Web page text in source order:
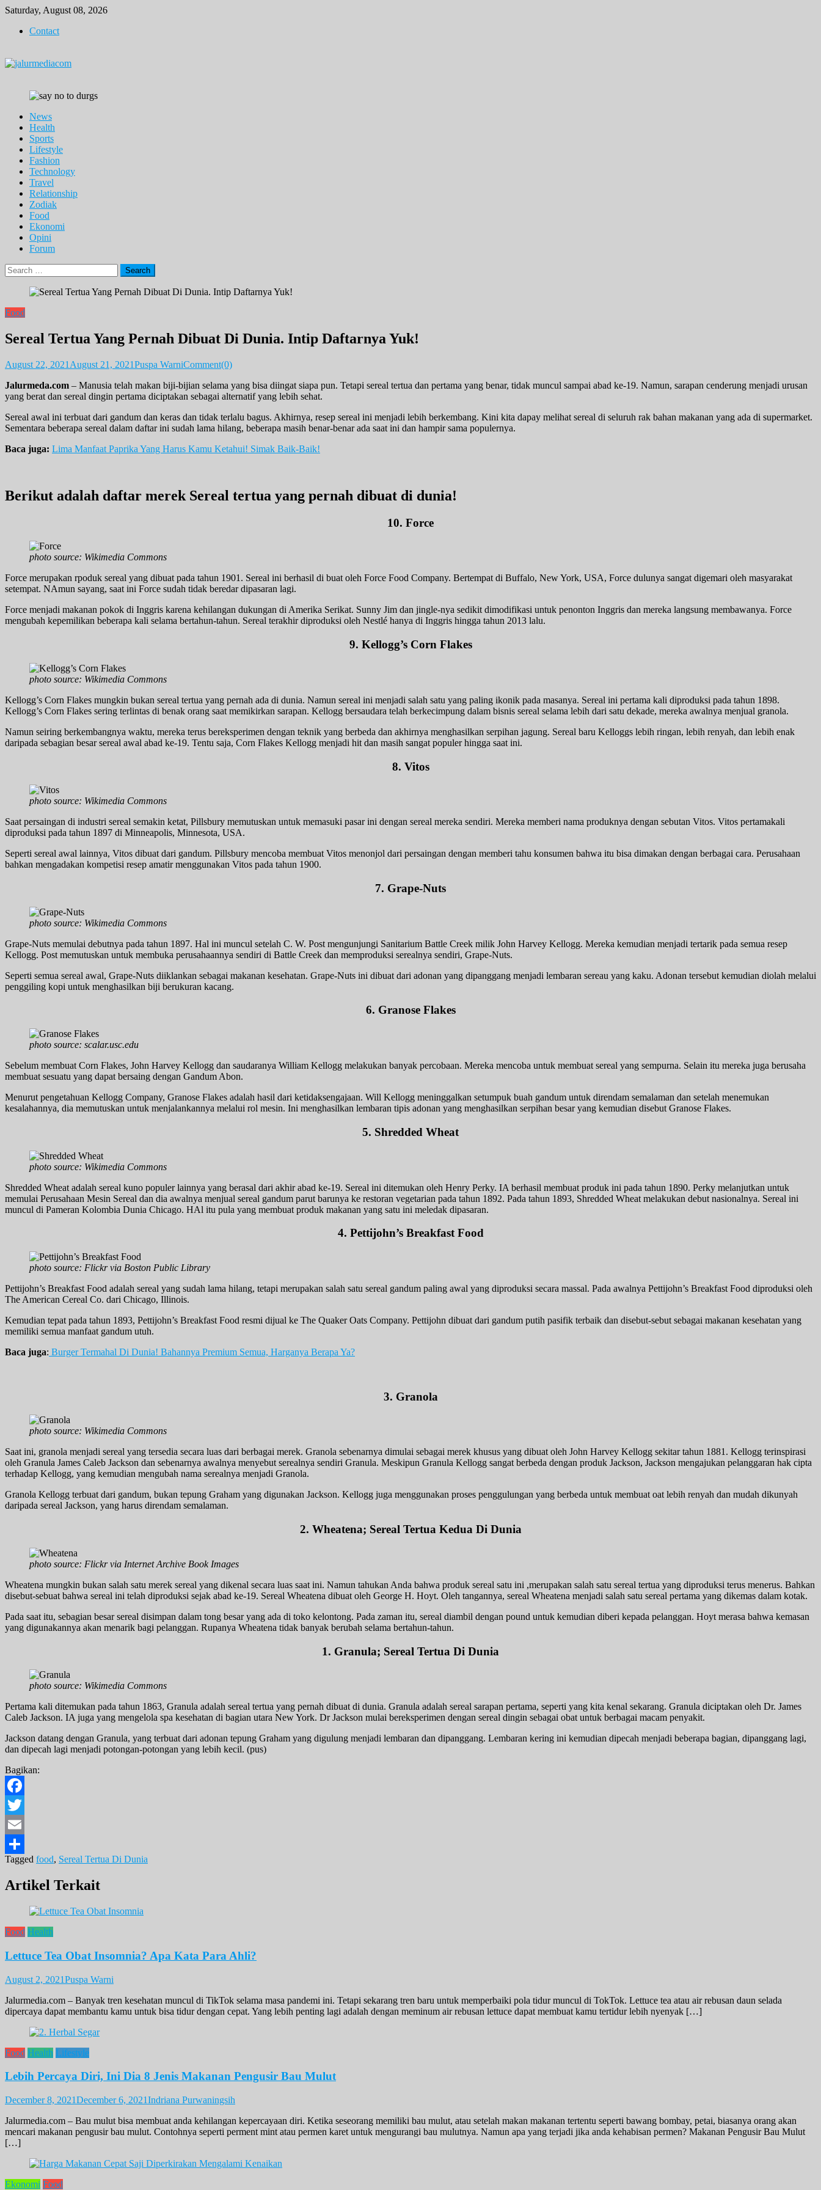
Skip
content
Saturday, August 08, 2026
Contact
News
Health
Sports
Lifestyle
Fashion
Technology
Travel
Relationship
Zodiak
Food
Ekonomi
Opini
Forum
Search
for:
Food
Sereal Tertua Yang Pernah Dibuat Di Dunia. Intip Daftarnya Yuk!
August 22, 2021 August 21, 2021Puspa WarniComment(0)
Jalurmeda.com – Manusia telah makan biji-bijian selama yang bisa diingat siapa pun. Tetapi sereal tertua dan pertama yang benar, tidak muncul sampai abad ke-19. Namun, sarapan cenderung menjadi urusan
yang berat dan sereal dingin pertama diciptakan sebagai alternatif yang lebih sehat.
Sereal awal ini terbuat dari gandum dan keras dan tidak terlalu bagus. Akhirnya, resep sereal ini menjadi lebih berkembang. Kini kita dapay melihat sereal di seluruh rak bahan makanan yang ada di supermarket.
Sementara beberapa sereal dalam daftar ini sudah lama hilang, beberapa masih benar-benar ada saat ini dan hampir sama populernya.
Baca juga: Lima Manfaat Paprika Yang Harus Kamu Ketahui! Simak Baik-Baik!
Berikut adalah daftar merek Sereal tertua yang pernah dibuat di dunia!
10. Force
photo source: Wikimedia Commons
Force merupakan rpoduk sereal yang dibuat pada tahun 1901. Sereal ini berhasil di buat oleh Force Food Company. Bertempat di Buffalo, New York, USA, Force dulunya sangat digemari oleh masyarakat
setempat. NAmun sayang, saat ini Force sudah tidak beredar dipasaran lagi.
Force menjadi makanan pokok di Inggris karena kehilangan dukungan di Amerika Serikat. Sunny Jim dan jingle-nya sedikit dimodifikasi untuk penonton Inggris dan mereka langsung membawanya. Force
mengubah kepemilikan beberapa kali selama bertahun-tahun. Sereal terakhir diproduksi oleh Nestlé hanya di Inggris hingga tahun 2013 lalu.
9. Kellogg’s Corn Flakes
photo source: Wikimedia Commons
Kellogg’s Corn Flakes mungkin bukan sereal tertua yang pernah ada di dunia. Namun sereal ini menjadi salah satu yang paling ikonik pada masanya. Sereal ini pertama kali diproduksi pada tahun 1898.
Kellogg’s Corn Flakes sering terlintas di benak orang saat memikirkan sarapan. Kellogg bersaudara telah berkecimpung dalam bisnis sereal selama lebih dari satu dekade, mereka awalnya menjual granola.
Namun seiring berkembangnya waktu, mereka terus bereksperimen dengan teknik yang berbeda dan akhirnya menghasilkan serpihan jagung. Sereal baru Kelloggs lebih ringan, lebih renyah, dan lebih enak
daripada sebagian besar sereal awal abad ke-19. Tentu saja, Corn Flakes Kellogg menjadi hit dan masih sangat populer hingga saat ini.
8. Vitos
photo source: Wikimedia Commons
Saat persaingan di industri sereal semakin ketat, Pillsbury memutuskan untuk memasuki pasar ini dengan sereal mereka sendiri. Mereka memberi nama produknya dengan sebutan Vitos. Vitos pertamakali
diproduksi pada tahun 1897 di Minneapolis, Minnesota, USA.
Seperti sereal awal lainnya, Vitos dibuat dari gandum. Pillsbury mencoba membuat Vitos menonjol dari persaingan dengan memberi tahu konsumen bahwa itu bisa dimakan dengan berbagai cara. Perusahaan
bahkan mengadakan kompetisi resep amatir menggunakan Vitos pada tahun 1900.
7. Grape-Nuts
photo source: Wikimedia Commons
Grape-Nuts memulai debutnya pada tahun 1897. Hal ini muncul setelah C. W. Post mengunjungi Sanitarium Battle Creek milik John Harvey Kellogg. Mereka kemudian menjadi tertarik pada semua resep
Kellogg. Post memutuskan untuk membuka perusahaannya sendiri di Battle Creek dan memproduksi serealnya sendiri, Grape-Nuts.
Seperti semua sereal awal, Grape-Nuts diiklankan sebagai makanan kesehatan. Grape-Nuts ini dibuat dari adonan yang dipanggang menjadi lembaran sereau yang kaku. Adonan tersebut kemudian diolah melalui
penggiling kopi untuk menghasilkan biji berukuran kacang.
6. Granose Flakes
photo source: scalar.usc.edu
Sebelum membuat Corn Flakes, John Harvey Kellogg dan saudaranya William Kellogg melakukan banyak percobaan. Mereka mencoba untuk membuat sereal yang sempurna. Selain itu mereka juga berusaha
membuat sesuatu yang dapat bersaing dengan Gandum Abon.
Menurut pengetahuan Kellogg Company, Granose Flakes adalah hasil dari ketidaksengajaan. Will Kellogg meninggalkan setumpuk buah gandum untuk direndam semalaman dan setelah menemukan
kesalahannya, dia memutuskan untuk menjalankannya melalui rol mesin. Ini menghasilkan lembaran tipis adonan yang menghasilkan serpihan besar yang kemudian disebut Granose Flakes.
5. Shredded Wheat
photo source: Wikimedia Commons
Shredded Wheat adalah sereal kuno populer lainnya yang berasal dari akhir abad ke-19. Sereal ini ditemukan oleh Henry Perky. IA berhasil membuat produk ini pada tahun 1890. Perky melanjutkan untuk
memulai Perusahaan Mesin Sereal dan dia awalnya menjual sereal gandum parut barunya ke restoran vegetarian pada tahun 1892. Pada tahun 1893, Shredded Wheat melakukan debut nasionalnya. Sereal ini
muncul di Pameran Kolombia Dunia Chicago. HAl itu pula yang membuat produk makanan yang satu ini meledak dipasaran.
4. Pettijohn’s Breakfast Food
photo source: Flickr via Boston Public Library
Pettijohn’s Breakfast Food adalah sereal yang sudah lama hilang, tetapi merupakan salah satu sereal gandum paling awal yang diproduksi secara massal. Pada awalnya Pettijohn’s Breakfast Food diproduksi oleh
The American Cereal Co. dari Chicago, Illinois.
Kemudian tepat pada tahun 1893, Pettijohn’s Breakfast Food resmi dijual ke The Quaker Oats Company. Pettijohn dibuat dari gandum putih pasifik terbaik dan disebut-sebut sebagai makanan kesehatan yang
memiliki semua manfaat gandum utuh.
Baca juga: Burger Termahal Di Dunia! Bahannya Premium Semua, Harganya Berapa Ya?
3. Granola
photo source: Wikimedia Commons
Saat ini, granola menjadi sereal yang tersedia secara luas dari berbagai merek. Granola sebenarnya dimulai sebagai merek khusus yang dibuat oleh John Harvey Kellogg sekitar tahun 1881. Kellogg terinspirasi
oleh Granula James Caleb Jackson dan sebenarnya awalnya menyebut serealnya sendiri Granula. Meskipun Granula Kellogg sangat berbeda dengan produk Jackson, Jackson mengajukan pelanggaran hak cipta
terhadap Kellogg, yang kemudian mengubah nama serealnya menjadi Granola.
Granola Kellogg terbuat dari gandum, bukan tepung Graham yang digunakan Jackson. Kellogg juga menggunakan proses penggulungan yang berbeda untuk membuat oat lebih renyah dan mudah dikunyah
daripada sereal Jackson, yang harus direndam semalaman.
2. Wheatena; Sereal Tertua Kedua Di Dunia
photo source: Flickr via Internet Archive Book Images
Wheatena mungkin bukan salah satu merek sereal yang dikenal secara luas saat ini. Namun tahukan Anda bahwa produk sereal satu ini ,merupakan salah satu sereal tertua yang diproduksi terus menerus. Bahkan
disebut-sebuat bahwa sereal ini telah diproduksi sejak abad ke-19. Sereal Wheatena dibuat oleh George H. Hoyt. Oleh tangannya, sereal Wheatena menjadi salah satu sereal pertama yang dikemas dalam kotak.
Pada saat itu, sebagian besar sereal disimpan dalam tong besar yang ada di toko kelontong. Pada zaman itu, sereal diambil dengan pound untuk kemudian diberi kepada pelanggan. Hoyt merasa bahwa kemasan
yang digunakannya akan menarik bagi pelanggan. Rupanya Wheatena tidak banyak berubah selama bertahun-tahun.
1. Granula; Sereal Tertua Di Dunia
photo source: Wikimedia Commons
Pertama kali ditemukan pada tahun 1863, Granula adalah sereal tertua yang pernah dibuat di dunia. Granula adalah sereal sarapan pertama, seperti yang kita kenal sekarang. Granula diciptakan oleh Dr. James
Caleb Jackson. IA juga yang mengelola spa kesehatan di bagian utara New York. Dr Jackson mulai bereksperimen dengan sereal dingin sebagai obat untuk berbagai macam penyakit.
Jackson datang dengan Granula, yang terbuat dari adonan tepung Graham yang digulung menjadi lembaran dan dipanggang. Lembaran kering ini kemudian dipecah menjadi beberapa bagian, dipanggang lagi,
dan dipecah lagi menjadi potongan-potongan yang lebih kecil. (pus)
Bagikan:
Facebook
Twitter
Email
Share
Tagged food, Sereal Tertua Di Dunia
Artikel Terkait
Food Health
Lettuce Tea Obat Insomnia? Apa Kata Para Ahli?
August 2, 2021Puspa Warni
Jalurmedia.com – Banyak tren kesehatan muncul di TikTok selama masa pandemi ini. Tetapi sekarang tren baru untuk memperbaiki pola tidur muncul di TokTok. Lettuce tea atau air rebusan daun selada
dipercaya dapat membantu kamu untuk bisa tidur dengan cepat. Yang lebih penting lagi adalah dengan meminum air rebusan lettuce dapat membuat kamu tertidur lebih nyenyak […]
Food Health Lifestyle
Lebih Percaya Diri, Ini Dia 8 Jenis Makanan Pengusir Bau Mulut
December 8, 2021December 6, 2021Indriana Purwaningsih
Jalurmedia.com – Bau mulut bisa membuat anda kehilangan kepercayaan diri. Ketika seseorang memiliki bau mulut, atau setelah makan makanan tertentu seperti bawang bombay, petai, biasanya orang akan
mencari makanan pengusir bau mulut. Contohnya seperti perment mint atau permen karet untuk mengurangi bau mulutnya. Namun apa yang terjadi jika anda kehabisan permen? Makanan Pengusir Bau Mulut
[…]
Ekonomi Food